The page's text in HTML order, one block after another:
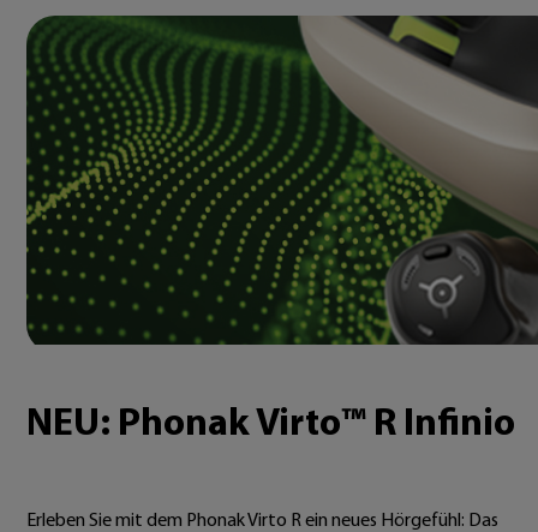
NEU: Phonak Virto™ R Infinio
Erleben Sie mit dem Phonak Virto R ein neues Hörgefühl: Das